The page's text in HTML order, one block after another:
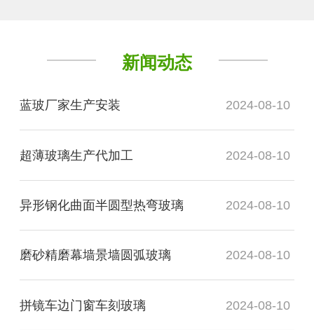
新闻动态
蓝玻厂家生产安装 2024-08-10
超薄玻璃生产代加工 2024-08-10
异形钢化曲面半圆型热弯玻璃 2024-08-10
磨砂精磨幕墙景墙圆弧玻璃 2024-08-10
拼镜车边门窗车刻玻璃 2024-08-10